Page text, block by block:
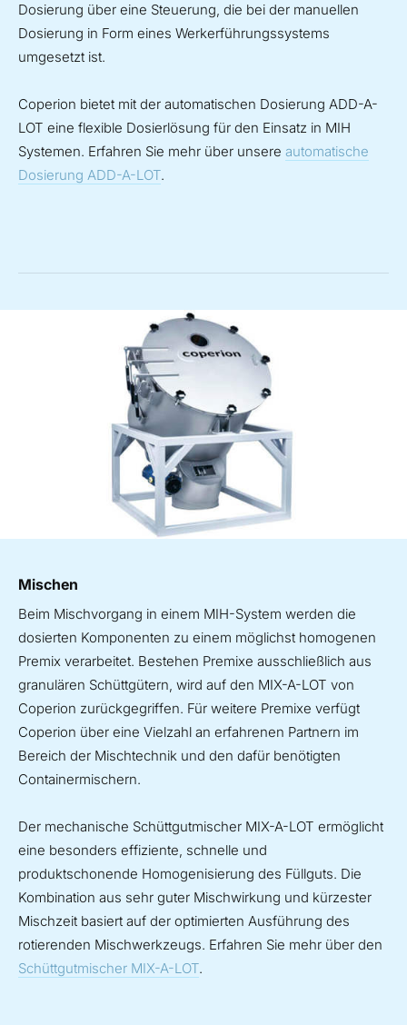
Dosierung über eine Steuerung, die bei der manuellen
Dosierung in Form eines Werkerführungssystems
umgesetzt ist.
Coperion bietet mit der automatischen Dosierung ADD-A-
LOT eine flexible Dosierlösung für den Einsatz in MIH
Systemen. Erfahren Sie mehr über unsere automatische
Dosierung ADD-A-LOT.
Mischen
Beim Mischvorgang in einem MIH-System werden die
dosierten Komponenten zu einem möglichst homogenen
Premix verarbeitet. Bestehen Premixe ausschließlich aus
granulären Schüttgütern, wird auf den MIX-A-LOT von
Coperion zurückgegriffen. Für weitere Premixe verfügt
Coperion über eine Vielzahl an erfahrenen Partnern im
Bereich der Mischtechnik und den dafür benötigten
Containermischern.
Der mechanische Schüttgutmischer MIX-A-LOT ermöglicht
eine besonders effiziente, schnelle und
produktschonende Homogenisierung des Füllguts. Die
Kombination aus sehr guter Mischwirkung und kürzester
Mischzeit basiert auf der optimierten Ausführung des
rotierenden Mischwerkzeugs. Erfahren Sie mehr über den
Schüttgutmischer MIX-A-LOT.